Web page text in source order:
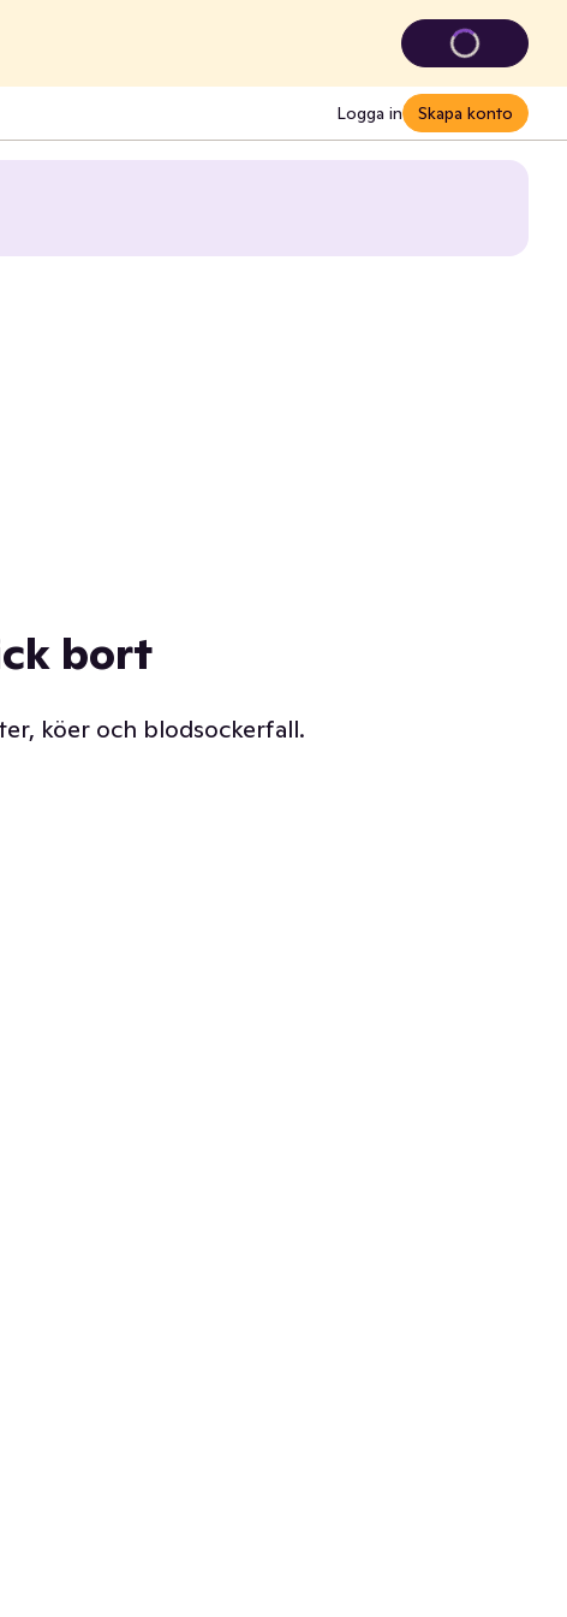
Logga in Skapa konto
bort
köer och blodsockerfall.